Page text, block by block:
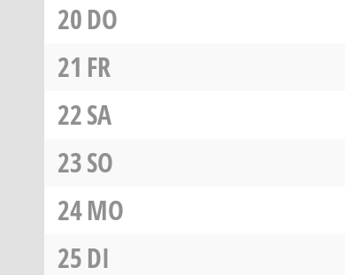
20DO
21 FR
22SA
23SO
24MO
25DI